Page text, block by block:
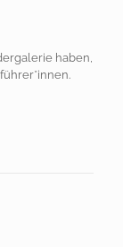
haben,